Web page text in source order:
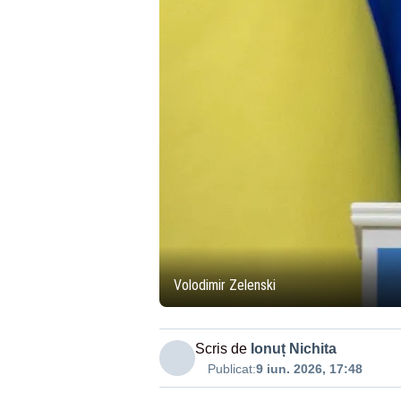
Volodimir Zelenski
Scris de Ionuț Nichita
Publicat:9 iun. 2026, 17:48